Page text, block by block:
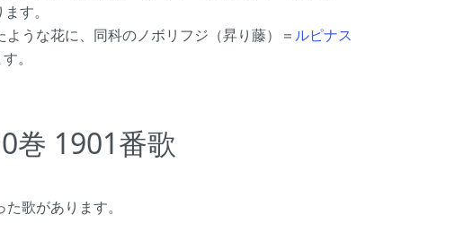
す。
うな花に、同科のノボリフジ（昇り藤）＝ ルピナス
。
巻 1901番歌
歌があります。